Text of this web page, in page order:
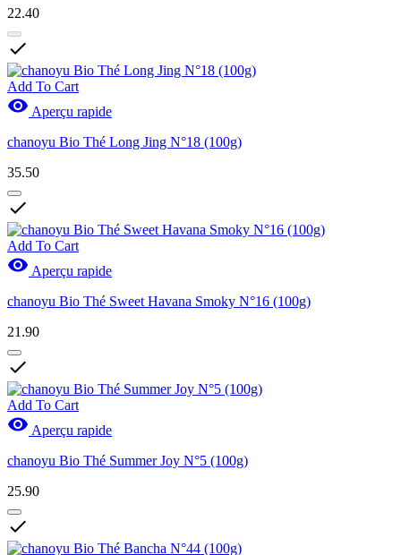
22.40

Add To Cart
 Aperçu rapide
chanoyu Bio Thé Long Jing N°18 (100g)
35.50

Add To Cart
 Aperçu rapide
chanoyu Bio Thé Sweet Havana Smoky N°16 (100g)
21.90

Add To Cart
 Aperçu rapide
chanoyu Bio Thé Summer Joy N°5 (100g)
25.90
